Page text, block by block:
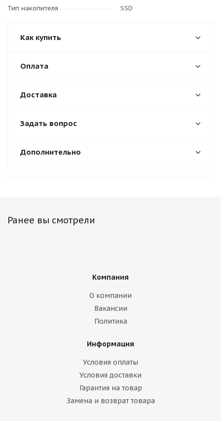
Тип накопителя
SSD
Как купить
Оплата
Доставка
Задать вопрос
Дополнительно
Ранее вы смотрели
Компания
О компании
Вакансии
Политика
Информация
Условия оплаты
Условия доставки
Гарантия на товар
Замена и возврат товара